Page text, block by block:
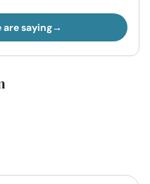
are saying